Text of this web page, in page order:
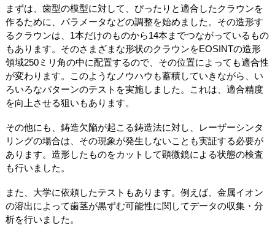
まずは、歯型の模型に対して、ぴったりと適合したクラウンを
作るために、パラメータなどの調整を始めました。その造形す
るクラウンは、1本だけのものから14本までつながっているもの
もあります。そのさまざまな形状のクラウンをEOSINTの造形
領域250ミリ角の中に配置するので、その位置によっても適合性
が変わります。このようなノウハウも蓄積していきながら、い
ろいろなパターンのテストを実施しました。これは、適合精度
を向上させる狙いもあります。
その他にも、鋳造欠陥が起こる鋳造法に対し、レーザーシンタ
リングの場合は、その現象が発生しないことも実証する必要が
あります。造形したものをカットして顕微鏡による状態の検査
も行いました。
また、大学に依頼したテストもあります。例えば、金属イオン
の溶出によって歯茎が黒ずむ可能性に関してデータの収集・分
析を行いました。